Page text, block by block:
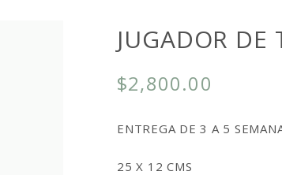
JUGADOR DE
$2,800.00
ENTREGA DE 3 A 5
25 X 12 CMS